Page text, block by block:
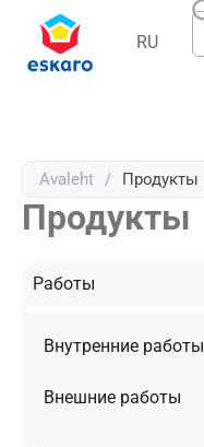
RU
Avaleht / Продукты
Продукты
Работы
Внутренние работы
Внешние работы